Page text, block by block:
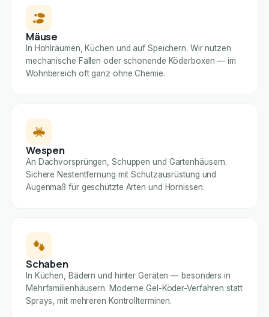
Mäuse
In Hohlräumen, Küchen und auf Speichern. Wir nutzen
mechanische Fallen oder schonende Köderboxen — im
Wohnbereich oft ganz ohne Chemie.
Wespen
An Dachvorsprüngen, Schuppen und Gartenhäusern.
Sichere Nestentfernung mit Schutzausrüstung und
Augenmaß für geschützte Arten und Hornissen.
Schaben
In Küchen, Bädern und hinter Geräten — besonders in
Mehrfamilienhäusern. Moderne Gel-Köder-Verfahren statt
Sprays, mit mehreren Kontrollterminen.